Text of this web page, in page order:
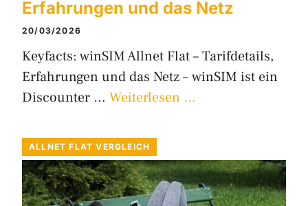
Erfahrungen und das Netz
20/03/2026
Keyfacts: winSIM Allnet Flat – Tarifdetails,
Erfahrungen und das Netz – winSIM ist ein
Discounter … Weiterlesen …
ALLNET FLAT VERGLEICH